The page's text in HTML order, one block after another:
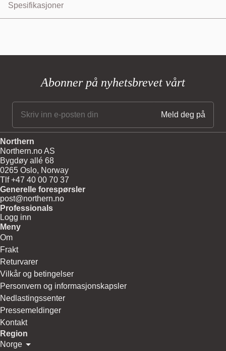
Spesifikasjoner
Abonner på nyhetsbrevet vårt
Northern
Northern.no AS
Bygdøy allé 68
0265 Oslo, Norway
Tlf +47 40 00 70 37
Generelle forespørsler
post@northern.no
Professionals
Logg inn
Meny
Om
Frakt
Returvarer
Vilkår og betingelser
Personvern og informasjonskapsler
Nedlastingssenter
Pressemeldinger
Kontakt
Region
Norge